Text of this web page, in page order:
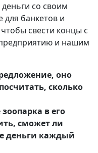
со своим
для банкетов и
свести концы с
и нашим
оно
сколько
в его
сможет ли
деньги каждый